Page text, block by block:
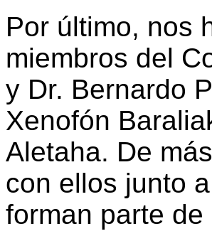
Por último, nos
miembros del
y Dr. Bernardo
Xenofón
Aletaha. De
con ellos junto
forman parte